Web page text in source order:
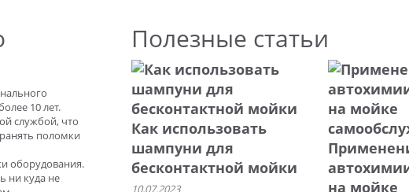
10 лет.
службой, что
поломки
оборудования.
ни куда не
Полезные статьи
Как использовать
шампуни для
бесконтактной мойки
10.07.2023
на мойке